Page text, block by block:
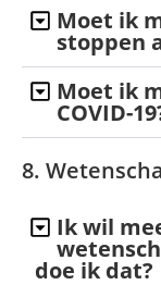
Moet ik
stoppen
Moet ik
COVID-
8.
Ik wil
doe ik dat?